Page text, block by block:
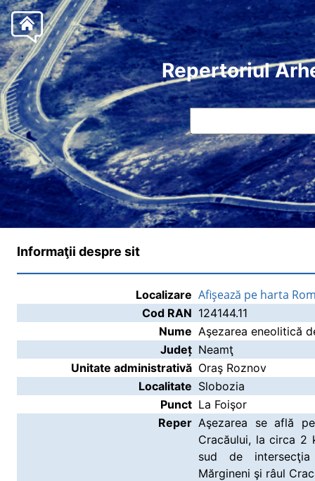
Repertoriul
Informaţii despre sit
Localizare Afişează pe harta
Cod RAN 124144.11
Nume Aşezarea eneolitică
Județ Neamţ
Unitate administrativă Oraş Roznov
Localitate Slobozia
Punct La Foişor
Reper Aşezarea se află
Cracăului, la circa 2
sud de
Mărgineni şi râul